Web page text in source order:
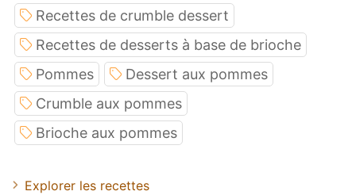
Recettes de crumble dessert
Recettes de desserts à base de brioche
Pommes
Dessert aux pommes
Crumble aux pommes
Brioche aux pommes
Explorer les recettes